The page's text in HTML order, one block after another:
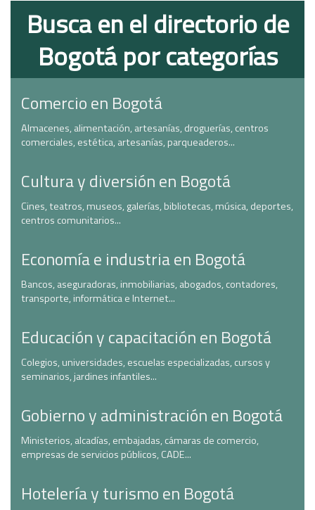
Busca en el directorio de
Bogotá por categorías
Comercio en Bogotá
Almacenes, alimentación, artesanías, droguerías, centros
comerciales, estética, artesanías, parqueaderos...
Cultura y diversión en Bogotá
Cines, teatros, museos, galerías, bibliotecas, música, deportes,
centros comunitarios...
Economía e industria en Bogotá
Bancos, aseguradoras, inmobiliarias, abogados, contadores,
transporte, informática e Internet...
Educación y capacitación en Bogotá
Colegios, universidades, escuelas especializadas, cursos y
seminarios, jardines infantiles...
Gobierno y administración en Bogotá
Ministerios, alcadías, embajadas, cámaras de comercio,
empresas de servicios públicos, CADE...
Hotelería y turismo en Bogotá